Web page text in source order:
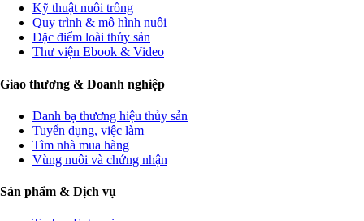
Kỹ thuật nuôi trồng
Quy trình & mô hình nuôi
Đặc điểm loài thủy sản
Thư viện Ebook & Video
Giao thương & Doanh nghiệp
Danh bạ thương hiệu thủy sản
Tuyển dụng, việc làm
Tìm nhà mua hàng
Vùng nuôi và chứng nhận
Sản phẩm & Dịch vụ